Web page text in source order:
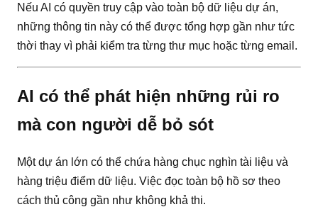
Nếu AI có quyền truy cập vào toàn bộ dữ liệu dự án,
những thông tin này có thể được tổng hợp gần như tức
thời thay vì phải kiểm tra từng thư mục hoặc từng email.
AI có thể phát hiện những rủi ro
mà con người dễ bỏ sót
Một dự án lớn có thể chứa hàng chục nghìn tài liệu và
hàng triệu điểm dữ liệu. Việc đọc toàn bộ hồ sơ theo
cách thủ công gần như không khả thi.